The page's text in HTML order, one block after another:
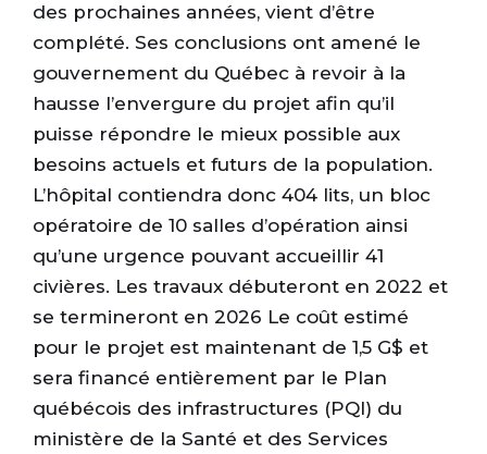
des prochaines années, vient d’être
complété. Ses conclusions ont amené le
gouvernement du Québec à revoir à la
hausse l’envergure du projet afin qu’il
puisse répondre le mieux possible aux
besoins actuels et futurs de la population.
L’hôpital contiendra donc 404 lits, un bloc
opératoire de 10 salles d’opération ainsi
qu’une urgence pouvant accueillir 41
civières. Les travaux débuteront en 2022 et
se termineront en 2026 Le coût estimé
pour le projet est maintenant de 1,5 G$ et
sera financé entièrement par le Plan
québécois des infrastructures (PQI) du
ministère de la Santé et des Services